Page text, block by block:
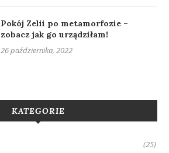
Pokój Zelii po metamorfozie –
zobacz jak go urządziłam!
26 października, 2022
KATEGORIE
(25)